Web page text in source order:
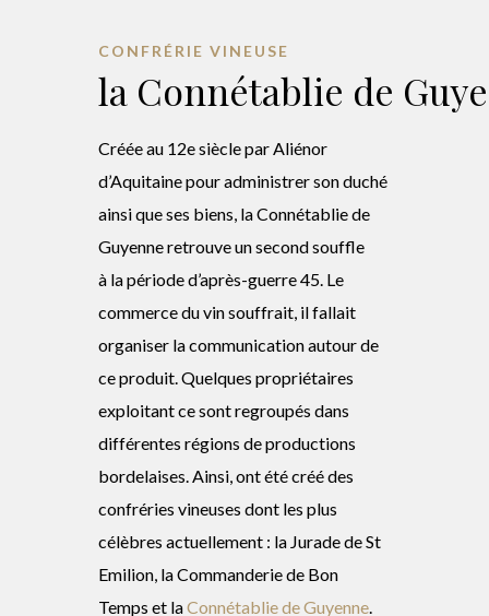
CONFRÉRIE VINEUSE
la Connétablie de
Créée au 12e siècle par Aliénor
d’Aquitaine pour administrer son duché
ainsi que ses biens, la Connétablie de
Guyenne retrouve un second souffle
à la période d’après-guerre 45. Le
commerce du vin souffrait, il fallait
organiser la communication autour de
ce produit. Quelques propriétaires
exploitant ce sont regroupés dans
différentes régions de productions
bordelaises. Ainsi, ont été créé des
confréries vineuses dont les plus
célèbres actuellement : la Jurade de St
Emilion, la Commanderie de Bon
Temps et laConnétablie de Guyenne.